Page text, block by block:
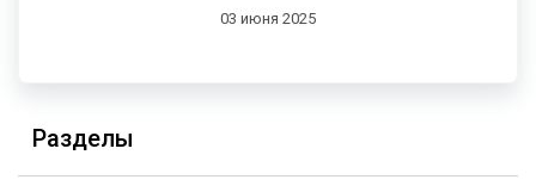
03 июня 2025
Разделы